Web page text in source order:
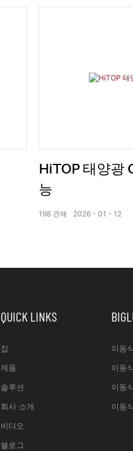
HiTOP 태양광
능
2026 01 12
198 견해
QUICK LINKS
집
제품
솔루션
회사 소개
비디오
블로그
이동
이동
이동
이동